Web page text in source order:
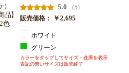
品】
色
5.0
（5）
販売価格：
￥2,695
ホワイト
グリーン
カラーをタップしてサイズ・在庫を表示
表記の無いサイズは販売終了